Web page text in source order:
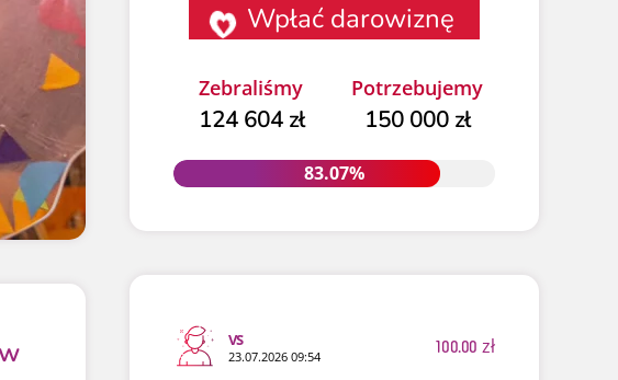
Wpłać darowiznę
Zebraliśmy
124 604 zł
Potrzebujemy
150 000 zł
83.07%
83.07%
VS
23.07.2026 09:54 100.00 zł